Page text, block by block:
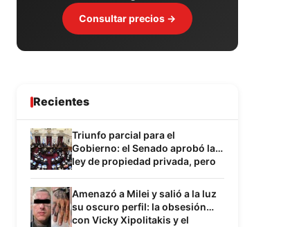
Consultar precios →
Recientes
Triunfo parcial para el
Gobierno: el Senado aprobó la
ley de propiedad privada, pero
Fuego
Amenazó a Milei y salió a la luz
su oscuro perfil: la obsesión
con Vicky Xipolitakis y el